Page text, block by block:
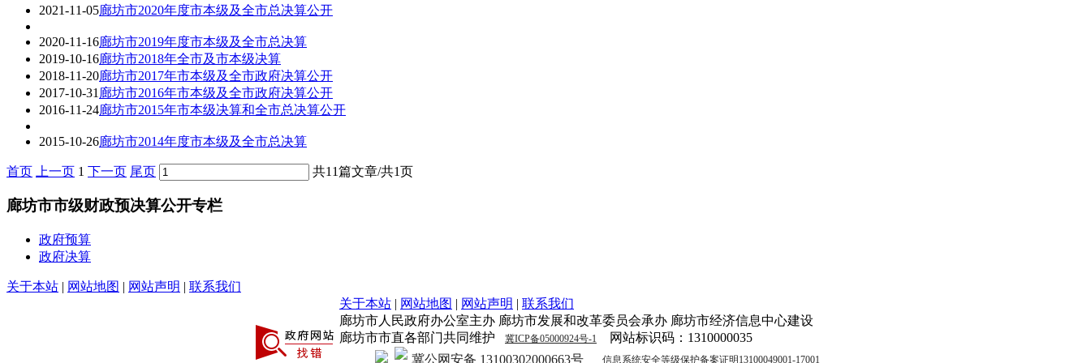
2021-11-05廊坊市2020年度市本级及全市总决算公开
2020-11-16廊坊市2019年度市本级及全市总决算
2019-10-16廊坊市2018年全市及市本级决算
2018-11-20廊坊市2017年市本级及全市政府决算公开
2017-10-31 廊坊市2016年市本级及全市政府决算公开
2016-11-24廊坊市2015年市本级决算和全市总决算公开
2015-10-26廊坊市2014年度市本级及全市总决算
首页 上一页 1 下一页 尾页 共11篇文章/共1页
廊坊市市级财政预决算公开专栏
政府预算
政府决算
关于本站 | 网站地图 | 网站声明 | 联系我们
关于本站 | 网站地图 | 网站声明 | 联系我们
廊坊市人民政府办公室主办 廊坊市发展和改革委员会承办 廊坊市经济信息中心建设
廊坊市市直各部门共同维护
冀ICP备05000924号-1
网站标识码：1310000035
冀公网安备 13100302000663号
信息系统安全等级保护备案证明13100049001-17001